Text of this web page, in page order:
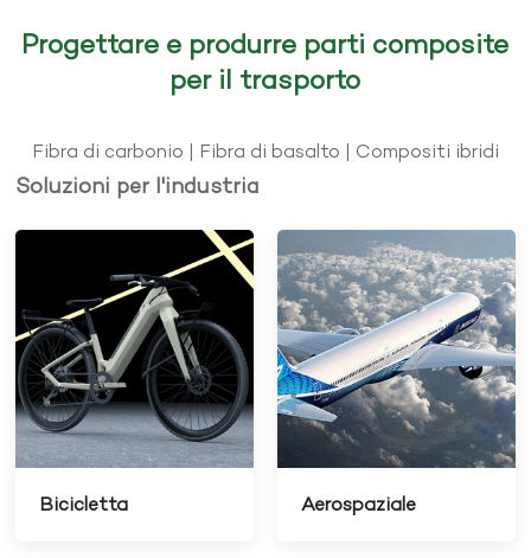
Progettare e produrre parti composite
per il trasporto
Fibra di carbonio | Fibra di basalto | Compositi ibridi
Soluzioni per l'industria
Bicicletta Aerospaziale